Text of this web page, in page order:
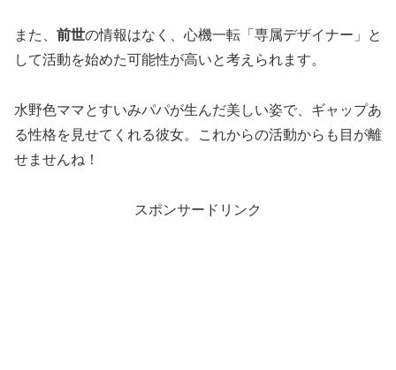
また、 前世の情報はなく、心機一転「専属デザイナー」と
して活動を始めた可能性が高いと考えられます。
水野色ママとすいみパパが生んだ美しい姿で、ギャップあ
る性格を見せてくれる彼女。これからの活動からも目が離
せませんね！
スポンサードリンク